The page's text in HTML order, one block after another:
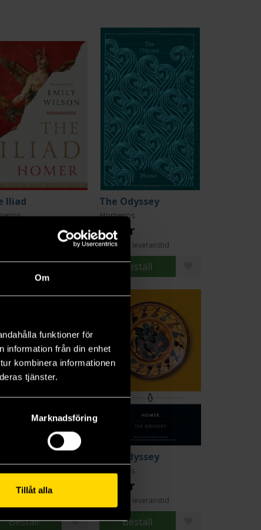
Om
funktioner för
information från din enhet
kombinera informationen
tjänster.
Marknadsföring
Tillåt alla
Iliad
Beställ
The Odyssey
Homeros
279 kr
Längre leveranstid
Beställ
kr
Beställ
The Odyssey
Homeros
239 kr
Längre leveranstid
Beställ